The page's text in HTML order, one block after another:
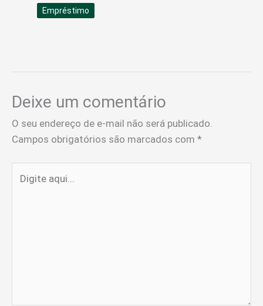
Empréstimo
Deixe um comentário
O seu endereço de e-mail não será publicado.
Campos obrigatórios são marcados com *
aqui...